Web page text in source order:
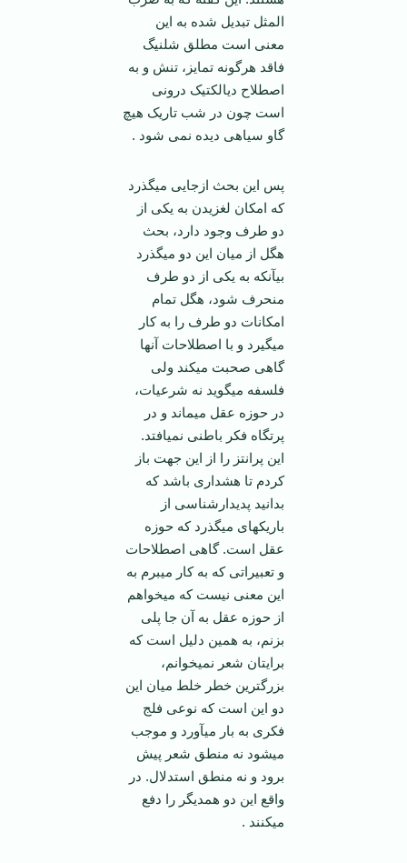
المثل تبدیل شده به این
معنی است مطلق شلنیگ
فاقد هرگونه تمایز، تنش و به
اصطلاح دیالکتیک درونی
است چون در شب تاریک هیچ
گاو سیاهی دیده نمی شود .
پس این بحث ازجایی می­گذرد
که امکان لغزیدن به یکی از
دو طرف وجود دارد، بحث
هگل از میان این دو می­گذرد
بی­آنکه به یکی از دو طرف
منحرف شود، هگل تمام
امکانات دو طرف را به کار
می­گیرد و با اصطلاحات آنها
گاهی صحبت می­کند ولی
فلسفه می­گوید نه شرعیات،
در حوزه عقل می­ماند و در
پرتگاه فکر باطنی نمی­افتد.
این پرانتز را از این جهت باز
کردم تا هشداری باشد که
بدانید پدیدارشناسی از
باریکه­ای می­گذرد که حوزه
عقل است. گاهی اصطلاحات
و تعبیراتی که به کار می­برم به
این معنی نیست که می­خواهم
از حوزه عقل به آن جا پلی
بزنم، به همین دلیل است که
برایتان شعر نمی­خوانم،
بزرگترین خطر خلط میان این
دو این است که نوعی فلج
فکری به بار می­آورد و موجب
می­شود نه منطق شعر پیش
برود و نه منطق استدلال. در
واقع این دو همدیگر را دفع
می­کنند .